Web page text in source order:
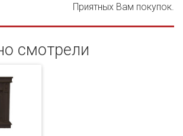
Приятных Вам покупок.
смотрели